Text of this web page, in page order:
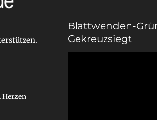
Herzen
Blattwenden-
Gekreuzsiegt